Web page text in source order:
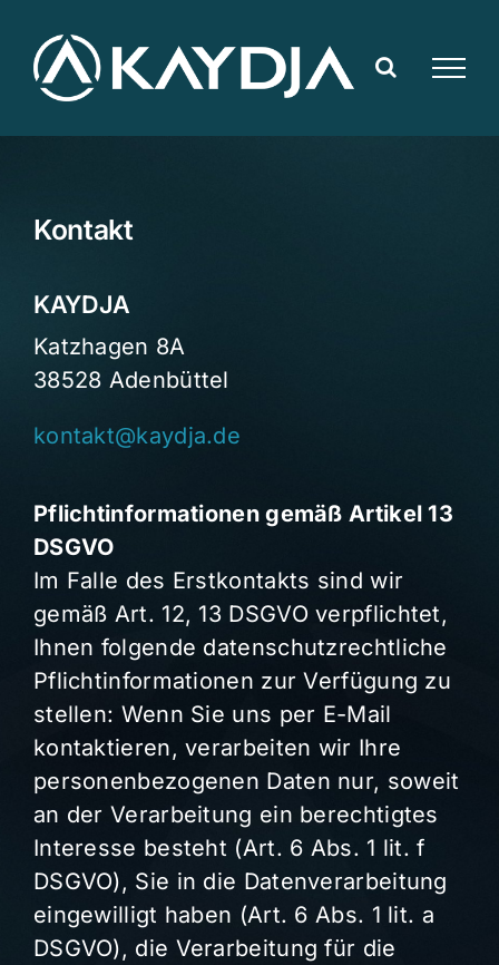
Inhalt
springen
Kontakt
KAYDJA
Katzhagen 8A
38528 Adenbüttel
kontakt@kaydja.de
Pflichtinformationen gemäß Artikel 13
DSGVO
Im Falle des Erstkontakts sind wir
gemäß Art. 12, 13 DSGVO verpflichtet,
Ihnen folgende datenschutzrechtliche
Pflichtinformationen zur Verfügung zu
stellen: Wenn Sie uns per E-Mail
kontaktieren, verarbeiten wir Ihre
personenbezogenen Daten nur, soweit
an der Verarbeitung ein berechtigtes
Interesse besteht (Art. 6 Abs. 1 lit. f
DSGVO), Sie in die Datenverarbeitung
eingewilligt haben (Art. 6 Abs. 1 lit. a
DSGVO), die Verarbeitung für die